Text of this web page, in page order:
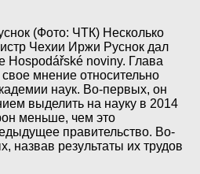
(Фото: ЧТК) Несколько
Чехии Иржи Руснок дал
Hospodářské noviny. Глава
мнение относительно
наук. Во-первых, он
выделить на науку в 2014
меньше, чем это
правительство. Во-
назвав результаты их трудов